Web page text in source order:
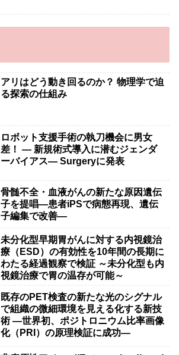
アリはどう動き回るのか？ 物理学で迫
る探索の仕組み
ロボット支援手術の執刀機会に男女
差！ — 新規術式導入に潜むジェンダ
ーバイアス— Surgeryに発表
骨髄不全・血液がんの新たな原因遺伝
子を提唱―患者iPSで病態再現、遺伝
子編集で改善―
未分化型早期胃がんに対する内視鏡治
療（ESD）の有効性を10年間の長期に
わたる経過観察で検証 ～未分化型も内
視鏡治療で胃の温存が可能～
既存のPET検査の新たな光のシグナル
で組織の微細環境を見える化する新技
術 ―世界初、ポジトロニウム比率画像
化（PRI）の原理検証に成功―